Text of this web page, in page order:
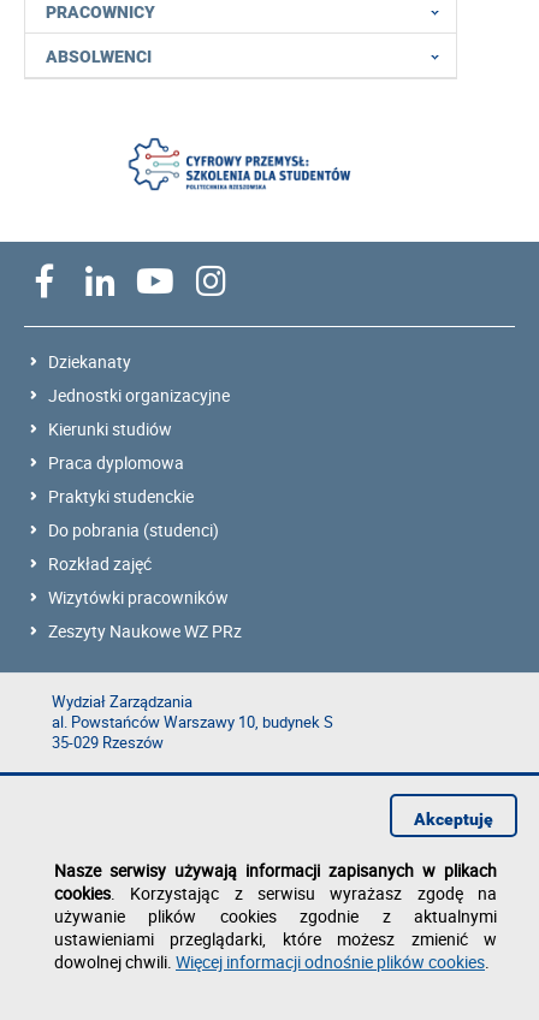
PRACOWNICY
ABSOLWENCI
Dziekanaty
Jednostki organizacyjne
Kierunki studiów
Praca dyplomowa
Praktyki studenckie
Do pobrania (studenci)
Rozkład zajęć
Wizytówki pracowników
Zeszyty Naukowe WZ PRz
Wydział Zarządzania
al. Powstańców Warszawy 10, budynek S
35-029 Rzeszów
tel:Dziekanaty WZ
Deklaracja dostępności
Polityka prywatności
Zgłoś błąd na stronie
Nasze serwisy używają informacji zapisanych w plikach
cookies. Korzystając z serwisu wyrażasz zgodę na
używanie plików cookies zgodnie z aktualnymi
ustawieniami przeglądarki, które możesz zmienić w
dowolnej chwili. Więcej informacji odnośnie plików cookies.
Akceptuję